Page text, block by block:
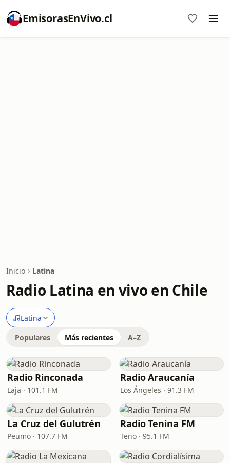
EmisorasEnVivo.cl
Inicio Latina
Radio Latina en vivo en Chile
Latina
Populares Más recientes A–Z
Radio Rinconada
Laja · 101.1 FM
Radio Araucanía
Los Ángeles · 91.3 FM
La Cruz del Gulutrén
Peumo · 107.7 FM
Radio Tenina FM
Teno · 95.1 FM